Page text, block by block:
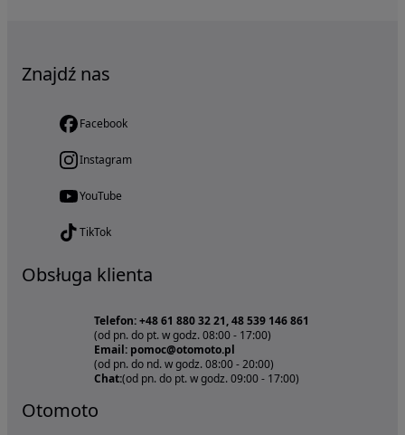
Znajdź nas
Facebook
Instagram
YouTube
TikTok
Obsługa klienta
Telefon: +48 61 880 32 21, 48 539 146 861
(od pn. do pt. w godz. 08:00 - 17:00)
Email: pomoc@otomoto.pl
(od pn. do nd. w godz. 08:00 - 20:00)
Chat:(od pn. do pt. w godz. 09:00 - 17:00)
Otomoto